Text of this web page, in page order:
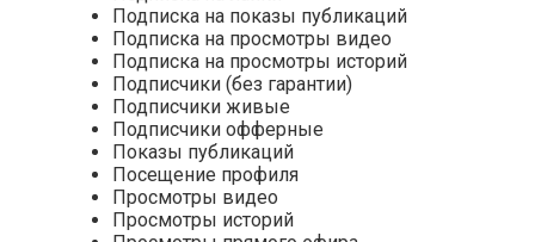
Подписка на показы публикаций
Подписка на просмотры видео
Подписка на просмотры историй
Подписчики (без гарантии)
Подписчики живые
Подписчики офферные
Показы публикаций
Посещение профиля
Просмотры видео
Просмотры историй